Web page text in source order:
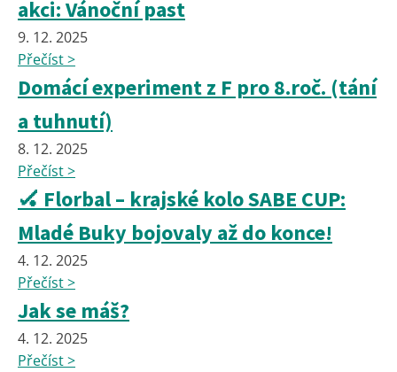
akci: Vánoční past
9. 12. 2025
Přečíst >
Domácí experiment z F pro 8.roč. (tání
a tuhnutí)
8. 12. 2025
Přečíst >
🏑 Florbal – krajské kolo SABE CUP:
Mladé Buky bojovaly až do konce!
4. 12. 2025
Přečíst >
Jak se máš?
4. 12. 2025
Přečíst >